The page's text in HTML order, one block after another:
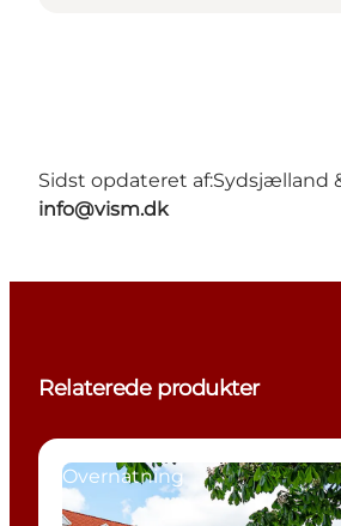
Sidst opdateret af:Sydsjælland
info@vism.dk
Relaterede produkter
Overnatning